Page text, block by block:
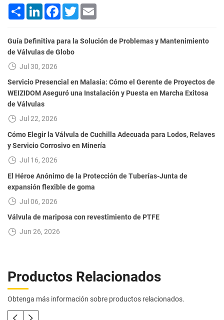
ShareLinkedInFacebook
Twitter
Guía Definitiva para la Solución de Problemas y Mantenimiento
de Válvulas de Globo
Jul 30, 2026
Servicio Presencial en Malasia: Cómo el Gerente de Proyectos de
WEIZIDOM Aseguró una Instalación y Puesta en Marcha Exitosa
de Válvulas
Jul 22, 2026
Cómo Elegir la Válvula de Cuchilla Adecuada para Lodos, Relaves
y Servicio Corrosivo en Minería
Jul 16, 2026
El Héroe Anónimo de la Protección de Tuberías-Junta de
expansión flexible de goma
Jul 06, 2026
Válvula de mariposa con revestimiento de PTFE
Jun 26, 2026
Productos Relacionados
Obtenga más información sobre productos relacionados.